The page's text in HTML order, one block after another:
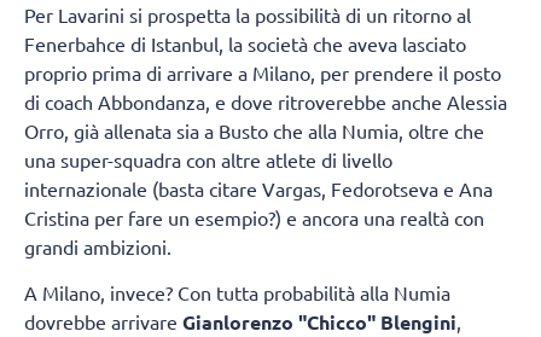
Per Lavarini si prospetta la possibilità di un ritorno al
Fenerbahce di Istanbul, la società che aveva lasciato
proprio prima di arrivare a Milano, per prendere il posto
di coach Abbondanza, e dove ritroverebbe anche Alessia
Orro, già allenata sia a Busto che alla Numia, oltre che
una super-squadra con altre atlete di livello
internazionale (basta citare Vargas, Fedorotseva e Ana
Cristina per fare un esempio?) e ancora una realtà con
grandi ambizioni.
A Milano, invece? Con tutta probabilità alla Numia
dovrebbe arrivare Gianlorenzo "Chicco" Blengini